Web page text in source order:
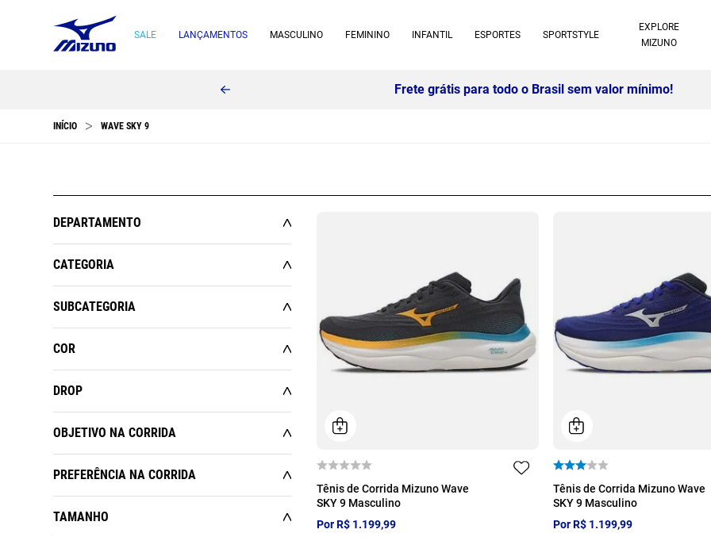
SALE LANÇAMENTOS MASCULINO FEMININO INFANTIL ESPORTES SPORTSTYLE
EXPLORE
MIZUNO
10% off no pix à vista -Saiba mais
WAVE SKY 9
DEPARTAMENTO
ESPORTES
MASCULINO
CATEGORIA
CALÇADOS
CORRIDA
SUBCATEGORIA
COR
Preto
DROP
6 MM
OBJETIVO NA CORRIDA
CORRIDA REGULAR
SAÚDE E BEM-ESTAR
PREFERÊNCIA NA CORRIDA
AMORTECIMENTO MÁXIMO
TAMANHO
Tênis de Corrida Mizuno Wave
SKY 9 Masculino
Por R$ 1 .199,99
38
Tênis de Corrida Mizuno Wave
SKY 9 Masculino
Por R$ 1 .199,99